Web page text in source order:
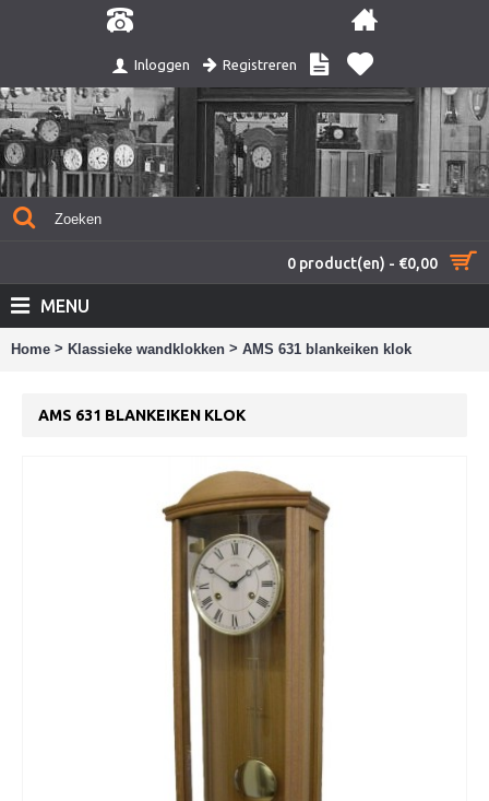
Inloggen Registreren
0 product(en) - €0,00
MENU
Home > Klassieke wandklokken > AMS 631 blankeiken klok
AMS 631 BLANKEIKEN KLOK